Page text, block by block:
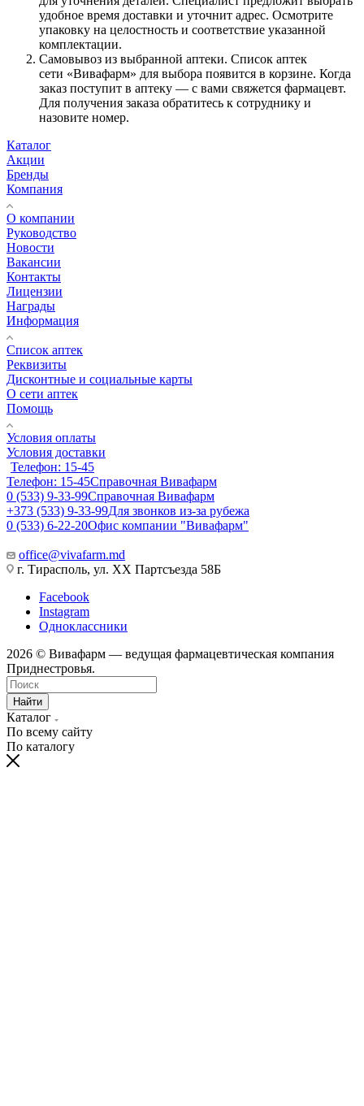
удобное время доставки и уточнит адрес. Осмотрите
упаковку на целостность и соответствие указанной
комплектации.
Самовывоз из выбранной аптеки. Список аптек
сети «Вивафарм» для выбора появится в корзине. Когда
заказ поступит в аптеку — с вами свяжется фармацевт.
Для получения заказа обратитесь к сотруднику и
назовите номер.
Каталог
Акции
Бренды
Компания
О компании
Руководство
Новости
Вакансии
Контакты
Лицензии
Награды
Информация
Список аптек
Реквизиты
Дисконтные и социальные карты
О сети аптек
Помощь
Условия оплаты
Условия доставки
Телефон: 15-45
Телефон: 15-45Справочная Вивафарм
0 (533) 9-33-99Справочная Вивафарм
+373 (533) 9-33-99Для звонков из-за рубежа
0 (533) 6-22-20Офис компании "Вивафарм"
office@vivafarm.md
г. Тирасполь, ул. ХХ Партсъезда 58Б
Facebook
Instagram
Одноклассники
2026 © Вивафарм — ведущая фармацевтическая компания
Приднестровья.
Найти
Каталог
По всему сайту
По каталогу